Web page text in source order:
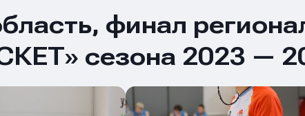
финал
сезона 2023 —